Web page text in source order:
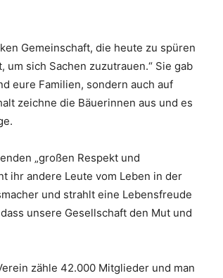
Gemeinschaft, die heute zu spüren
sich Sachen zuzutrauen.“ Sie gab
eure Familien, sondern auch auf
zeichne die Bäuerinnen aus und es
„großen Respekt und
ihr andere Leute vom Leben in der
und strahlt eine Lebensfreude
unsere Gesellschaft den Mut und
zähle 42.000 Mitglieder und man